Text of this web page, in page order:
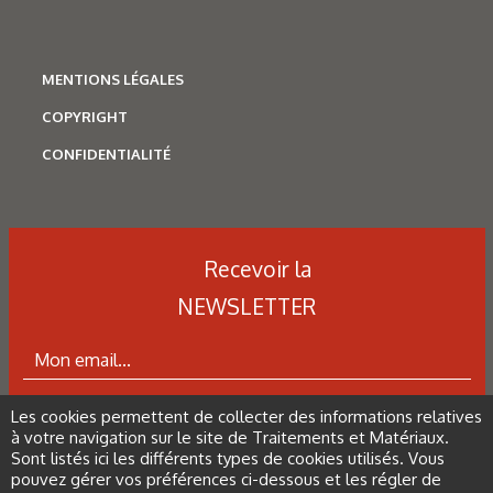
Les derniers articles sur ce
thème
MENTIONS LÉGALES
COPYRIGHT
CONFIDENTIALITÉ
Recevoir la
NEWSLETTER
ABONNEZ-VOUS À LA NEWSLETTER
Les cookies permettent de collecter des informations relatives
à votre navigation sur le site de Traitements et Matériaux.
Sont listés ici les différents types de cookies utilisés. Vous
pouvez gérer vos préférences ci-dessous et les régler de